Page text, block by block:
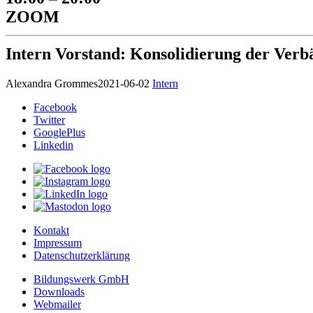
ZOOM
Intern Vorstand: Konsolidierung der
Alexandra Grommes2021-06-02 Intern
Facebook
Twitter
GooglePlus
Linkedin
Kontakt
Impressum
Datenschutzerklärung
Bildungswerk GmbH
Downloads
Webmailer